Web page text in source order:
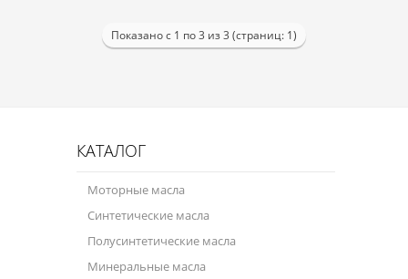
Показано с 1 по 3 из 3 (страниц: 1)
КАТАЛОГ
Моторные масла
Синтетические масла
Полусинтетические масла
Минеральные масла